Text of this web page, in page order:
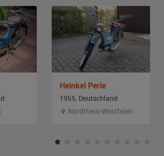
Heinkel Perle
1955, Deutschland
Nordrhein-Westfalen